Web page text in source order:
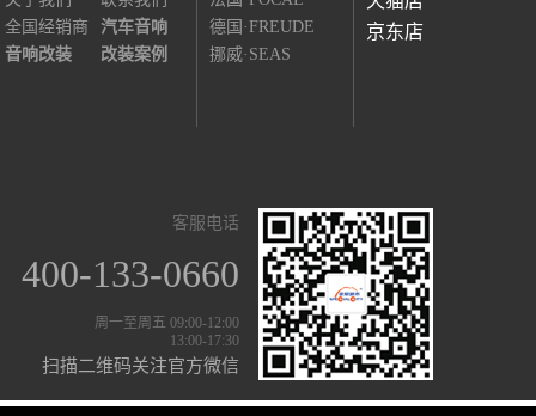
全国经销商
汽车音响
音响改装
改装案例
德国·FREUDE
挪威·SEAS
京东店
客服电话
400-133-0660
周一至周五 09:00-12:00
13:00-17:30
扫描二维码关注官方微信